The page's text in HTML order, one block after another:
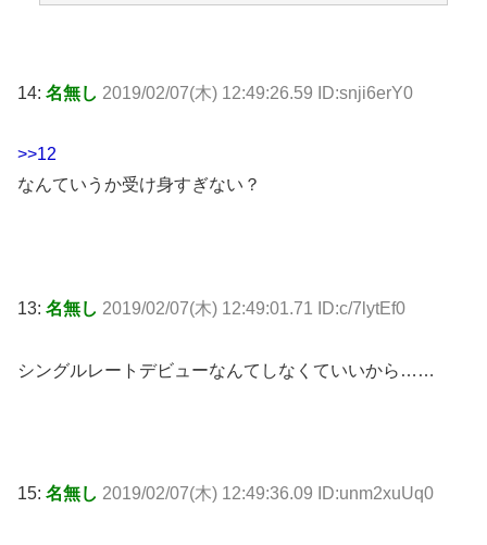
14: 名無し 2019/02/07(木) 12:49:26.59 ID:snji6erY0
>>12
なんていうか受け身すぎない？
13: 名無し 2019/02/07(木) 12:49:01.71 ID:c/7lytEf0
シングルレートデビューなんてしなくていいから……
15: 名無し 2019/02/07(木) 12:49:36.09 ID:unm2xuUq0